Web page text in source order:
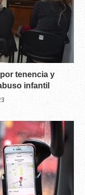
tenencia y
infantil